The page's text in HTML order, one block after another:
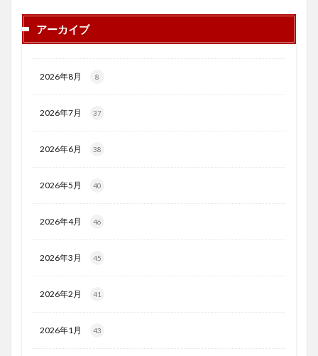
アーカイブ
2026年8月 8
2026年7月 37
2026年6月 38
2026年5月 40
2026年4月 46
2026年3月 45
2026年2月 41
2026年1月 43